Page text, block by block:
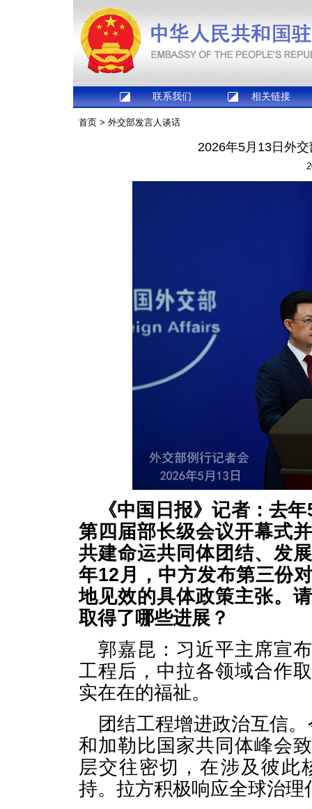
联系我们 相关链接
首页 > 外交部发言人谈话
2026年5月13日外
《中国日报》记者：去
第四届部长级会议开幕式
共建命运共同体团结、发
年12月，中方发布第三份
地见效的具体政策主张。
取得了哪些进展？
郭嘉昆：习近平主席宣
工程后，中拉各领域合作
实在在的福祉。
团结工程增进政治互信
和加勒比国家共同体峰会
层交往密切，在涉及彼此
持。拉方积极响应全球治